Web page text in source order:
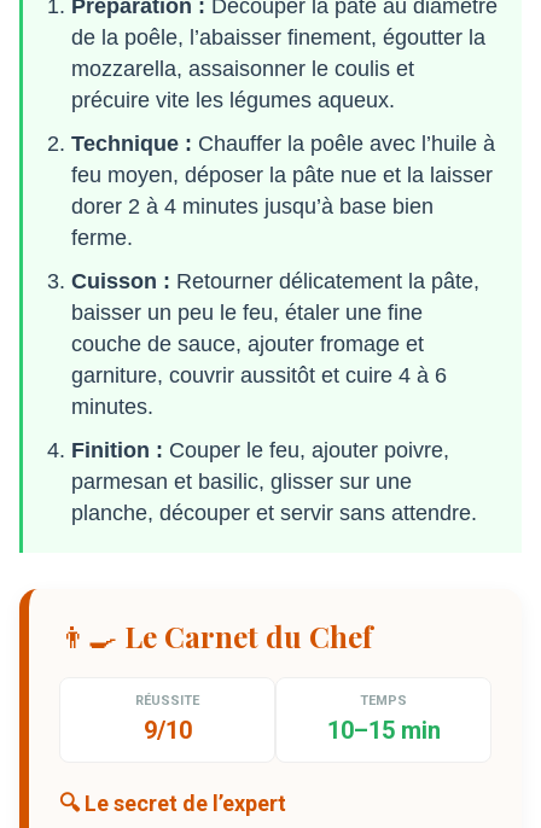
Préparation : Découper la pâte au diamètre
de la poêle, l’abaisser finement, égoutter la
mozzarella, assaisonner le coulis et
précuire vite les légumes aqueux.
Technique : Chauffer la poêle avec l’huile à
feu moyen, déposer la pâte nue et la laisser
dorer 2 à 4 minutes jusqu’à base bien
ferme.
Cuisson : Retourner délicatement la pâte,
baisser un peu le feu, étaler une fine
couche de sauce, ajouter fromage et
garniture, couvrir aussitôt et cuire 4 à 6
minutes.
Finition : Couper le feu, ajouter poivre,
parmesan et basilic, glisser sur une
planche, découper et servir sans attendre.
👨‍🍳 Le Carnet du Chef
RÉUSSITE
9/10
TEMPS
10–15 min
🔍 Le secret de l’expert